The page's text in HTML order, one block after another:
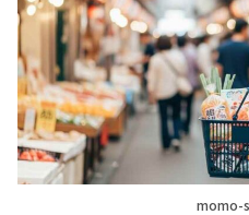
momo-